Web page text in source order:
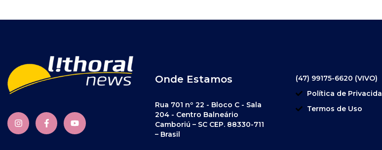
Onde Estamos
Rua 701 nº 22 - Bloco C - Sala
204 - Centro Balneário
Camboriú – SC CEP. 88330-711
– Brasil
(47) 99175-6620 (VIVO)
Política de
Termos de Uso